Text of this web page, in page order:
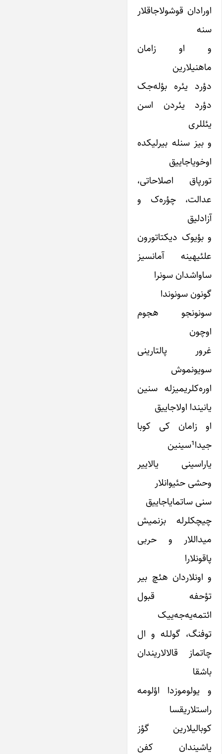
اورادان قوشولاجاقلار
سنه
و او زامان
ماهنیلارین
دؤرد یئره بؤله‌جک
دؤرد یئردن اسن
یئللری
و بیز سنله بیرلیکده
اوخویاجاییق
تورپاق اصلاحاتی،
عدالت، چؤره‌ک و
آزادلیق
و بؤیوک دیکتاتورون
علئیهینه آمانسیز
ساواشدان سونرا
گونون سونوندا
سونونجو هجوم
اوچون
غرور پالتارینی
سویونموش
اوره‌کلریمیزله سنین
یانیندا اولاجاییق
او زامان کی کوبا
جیدا¹سینین
یاراسینی یالاییر
وحشی حئیوانلار
سنی ساتمایاجاییق
چیچکلرله بزنمیش
میداللار و حربی
پاقونلارا
و اونلاردان هئچ بیر
تؤحفه قبول
ائتمه‌یه‌جه‌ییک
توفنگ، گولـله و ال
چاتماز قالالاریندان
باشقا
و یولوموزدا اؤلومه
راستلاریقسا
کوبالیلارین گؤز
یاشیندان کفن